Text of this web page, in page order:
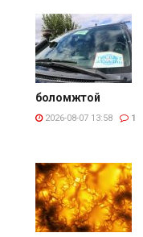
боломжтой
2026-08-07 13:58 1